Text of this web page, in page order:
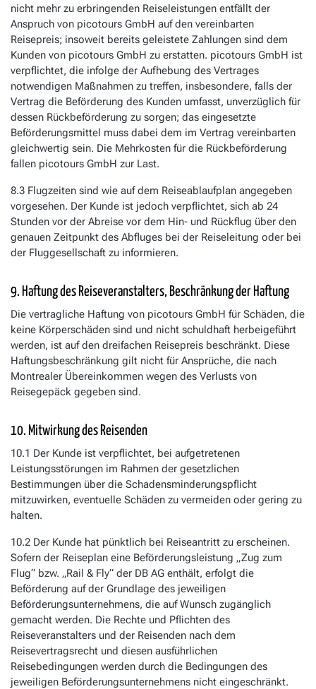
nicht mehr zu erbringenden Reiseleistungen entfällt der
Anspruch von picotours GmbH auf den vereinbarten
Reisepreis; insoweit bereits geleistete Zahlungen sind dem
Kunden von picotours GmbH zu erstatten. picotours GmbH ist
verpflichtet, die infolge der Aufhebung des Vertrages
notwendigen Maßnahmen zu treffen, insbesondere, falls der
Vertrag die Beförderung des Kunden umfasst, unverzüglich für
dessen Rückbeförderung zu sorgen; das eingesetzte
Beförderungsmittel muss dabei dem im Vertrag vereinbarten
gleichwertig sein. Die Mehrkosten für die Rückbeförderung
fallen picotours GmbH zur Last.
8.3 Flugzeiten sind wie auf dem Reiseablaufplan angegeben
vorgesehen. Der Kunde ist jedoch verpflichtet, sich ab 24
Stunden vor der Abreise vor dem Hin- und Rückflug über den
genauen Zeitpunkt des Abfluges bei der Reiseleitung oder bei
der Fluggesellschaft zu informieren.
9. Haftung des Reiseveranstalters, Beschränkung der Haftung
Die vertragliche Haftung von picotours GmbH für Schäden, die
keine Körperschäden sind und nicht schuldhaft herbeigeführt
werden, ist auf den dreifachen Reisepreis beschränkt. Diese
Haftungsbeschränkung gilt nicht für Ansprüche, die nach
Montrealer Übereinkommen wegen des Verlusts von
Reisegepäck gegeben sind.
10. Mitwirkung des Reisenden
10.1 Der Kunde ist verpflichtet, bei aufgetretenen
Leistungsstörungen im Rahmen der gesetzlichen
Bestimmungen über die Schadensminderungspflicht
mitzuwirken, eventuelle Schäden zu vermeiden oder gering zu
halten.
10.2 Der Kunde hat pünktlich bei Reiseantritt zu erscheinen.
Sofern der Reiseplan eine Beförderungsleistung „Zug zum
Flug“ bzw. „Rail & Fly“ der DB AG enthält, erfolgt die
Beförderung auf der Grundlage des jeweiligen
Beförderungsunternehmens, die auf Wunsch zugänglich
gemacht werden. Die Rechte und Pflichten des
Reiseveranstalters und der Reisenden nach dem
Reisevertragsrecht und diesen ausführlichen
Reisebedingungen werden durch die Bedingungen des
jeweiligen Beförderungsunternehmens nicht eingeschränkt.